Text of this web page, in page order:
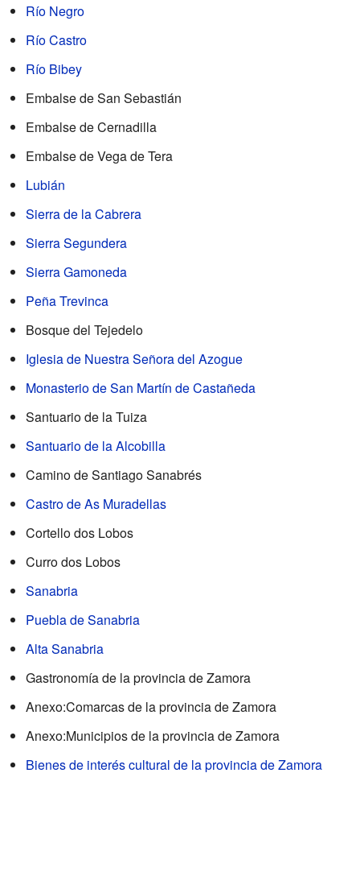
Río Negro
Río Castro
Río Bibey
Embalse de San Sebastián
Embalse de Cernadilla
Embalse de Vega de Tera
Lubián
Sierra de la Cabrera
Sierra Segundera
Sierra Gamoneda
Peña Trevinca
Bosque del Tejedelo
Iglesia de Nuestra Señora del Azogue
Monasterio de San Martín de Castañeda
Santuario de la Tuiza
Santuario de la Alcobilla
Camino de Santiago Sanabrés
Castro de As Muradellas
Cortello dos Lobos
Curro dos Lobos
Sanabria
Puebla de Sanabria
Alta Sanabria
Gastronomía de la provincia de Zamora
Anexo:Comarcas de la provincia de Zamora
Anexo:Municipios de la provincia de Zamora
Bienes de interés cultural de la provincia de Zamora